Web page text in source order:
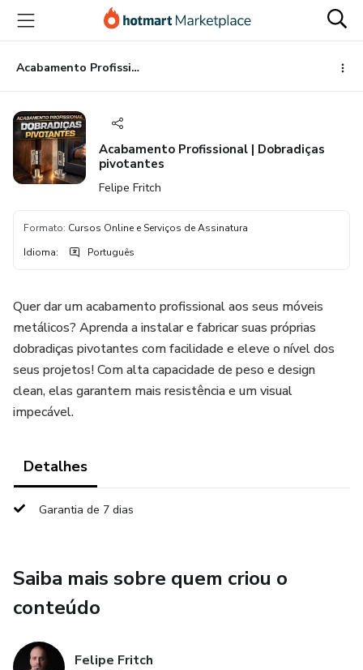
para
conteúdo
principal
para
pagamento
para
rodapé
Acabamento Profissional | Dobradiças pivotantes
Acabamento Profissional | Dobradiças
pivotantes
Felipe Fritch
Formato: Cursos Online e Serviços de Assinatura
Idioma: Português
Quer dar um acabamento profissional aos seus móveis
metálicos? Aprenda a instalar e fabricar suas próprias
dobradiças pivotantes com facilidade e eleve o nível dos
seus projetos! Com alta capacidade de peso e design
clean, elas garantem mais resistência e um visual
impecável.
Detalhes
Garantia de 7 dias
Saiba mais sobre quem criou o
conteúdo
Felipe Fritch